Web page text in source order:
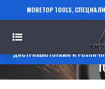
MORETOP TOOLS,
СВЕРЛЕНИЮ,
AMAZON,
ДИСТРИБЬЮТОРАМИ И